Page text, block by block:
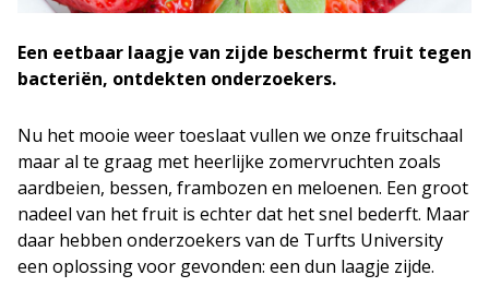
Een eetbaar laagje van zijde beschermt fruit tegen
bacteriën, ontdekten onderzoekers.
Nu het mooie weer toeslaat vullen we onze fruitschaal
maar al te graag met heerlijke zomervruchten zoals
aardbeien, bessen, frambozen en meloenen. Een groot
nadeel van het fruit is echter dat het snel bederft. Maar
daar hebben onderzoekers van de Turfts University
een oplossing voor gevonden: een dun laagje zijde.